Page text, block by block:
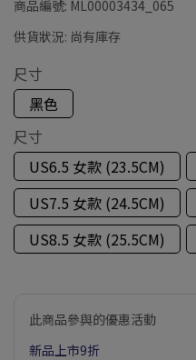
商品編號: ML00003434_065
供貨狀況: 尚有庫存
尺寸
黑色
尺寸
US6.5 女款 (23.5CM)
US7.5 女款 (24.5CM)
US8.5 女款 (25.5CM)
此商品參與的優惠活動
新品上市9折